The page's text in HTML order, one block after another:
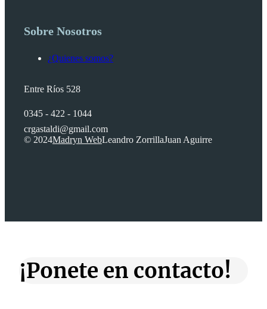
Sobre Nosotros
¿Quienes somos?
Entre Ríos 528
0345 - 422 - 1044
crgastaldi@gmail.com
© 2024Madryn WebLeandro ZorrillaJuan Aguirre
¡Ponete en contacto!